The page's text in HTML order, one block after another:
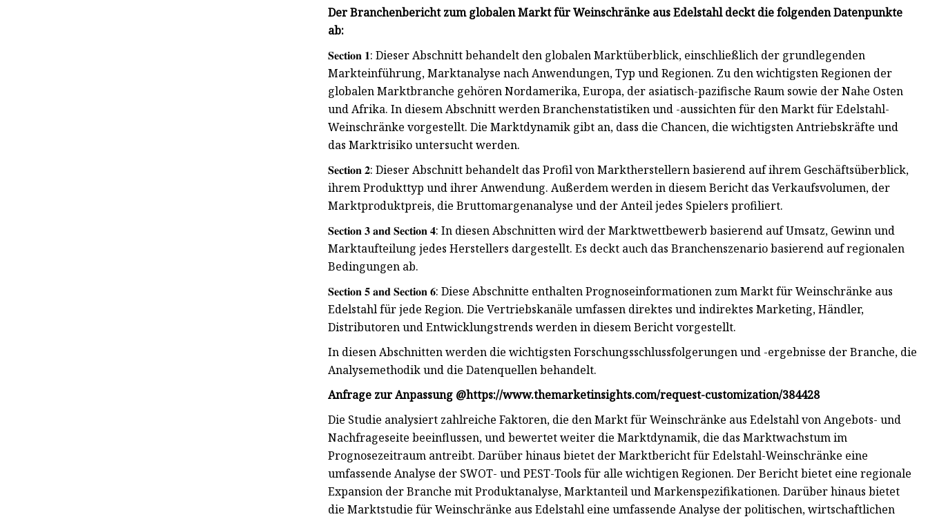
Der Branchenbericht zum globalen Markt für Weinschränke aus Edelstahl deckt die folgenden Datenpunkte
ab:
𝐒𝐞𝐜𝐭𝐢𝐨𝐧 𝟏: Dieser Abschnitt behandelt den globalen Marktüberblick, einschließlich der grundlegenden
Markteinführung, Marktanalyse nach Anwendungen, Typ und Regionen. Zu den wichtigsten Regionen der
globalen Marktbranche gehören Nordamerika, Europa, der asiatisch-pazifische Raum sowie der Nahe Osten
und Afrika. In diesem Abschnitt werden Branchenstatistiken und -aussichten für den Markt für Edelstahl-
Weinschränke vorgestellt. Die Marktdynamik gibt an, dass die Chancen, die wichtigsten Antriebskräfte und
das Marktrisiko untersucht werden.
𝐒𝐞𝐜𝐭𝐢𝐨𝐧 𝟐: Dieser Abschnitt behandelt das Profil von Marktherstellern basierend auf ihrem Geschäftsüberblick,
ihrem Produkttyp und ihrer Anwendung. Außerdem werden in diesem Bericht das Verkaufsvolumen, der
Marktproduktpreis, die Bruttomargenanalyse und der Anteil jedes Spielers profiliert.
𝐒𝐞𝐜𝐭𝐢𝐨𝐧 𝟑 𝐚𝐧𝐝 𝐒𝐞𝐜𝐭𝐢𝐨𝐧 𝟒: In diesen Abschnitten wird der Marktwettbewerb basierend auf Umsatz, Gewinn und
Marktaufteilung jedes Herstellers dargestellt. Es deckt auch das Branchenszenario basierend auf regionalen
Bedingungen ab.
𝐒𝐞𝐜𝐭𝐢𝐨𝐧 𝟓 𝐚𝐧𝐝 𝐒𝐞𝐜𝐭𝐢𝐨𝐧 𝟔: Diese Abschnitte enthalten Prognoseinformationen zum Markt für Weinschränke aus
Edelstahl für jede Region. Die Vertriebskanäle umfassen direktes und indirektes Marketing, Händler,
Distributoren und Entwicklungstrends werden in diesem Bericht vorgestellt.
In diesen Abschnitten werden die wichtigsten Forschungsschlussfolgerungen und -ergebnisse der Branche, die
Analysemethodik und die Datenquellen behandelt.
Anfrage zur Anpassung @https://www.themarketinsights.com/request-customization/384428
Die Studie analysiert zahlreiche Faktoren, die den Markt für Weinschränke aus Edelstahl von Angebots- und
Nachfrageseite beeinflussen, und bewertet weiter die Marktdynamik, die das Marktwachstum im
Prognosezeitraum antreibt. Darüber hinaus bietet der Marktbericht für Edelstahl-Weinschränke eine
umfassende Analyse der SWOT- und PEST-Tools für alle wichtigen Regionen. Der Bericht bietet eine regionale
Expansion der Branche mit Produktanalyse, Marktanteil und Markenspezifikationen. Darüber hinaus bietet
die Marktstudie für Weinschränke aus Edelstahl eine umfassende Analyse der politischen, wirtschaftlichen